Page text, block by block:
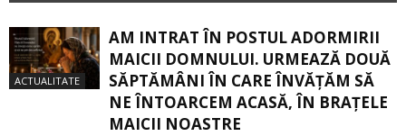
ACTUALITATE
AM INTRAT ÎN POSTUL ADORMIRII
MAICII DOMNULUI. URMEAZĂ DOUĂ
SĂPTĂMÂNI ÎN CARE ÎNVĂŢĂM SĂ
NE ÎNTOARCEM ACASĂ, ÎN BRAŢELE
MAICII NOASTRE